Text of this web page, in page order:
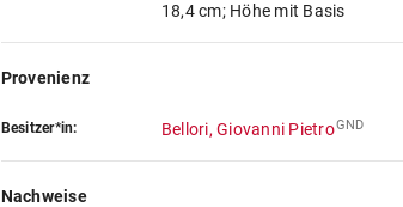
18,4 cm; Höhe mit Basis
Provenienz
Besitzer*in: Bellori, Giovanni PietroGND
Nachweise